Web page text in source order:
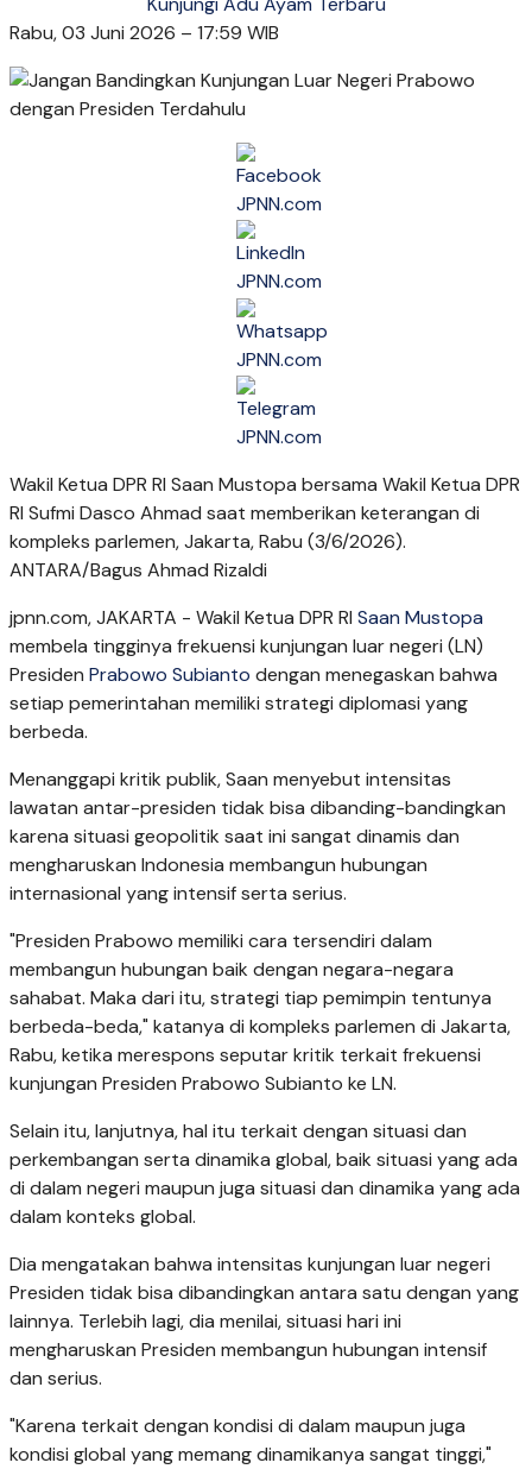
Rabu, 03 Juni 2026 – 17:59 WIB
Wakil Ketua DPR RI Saan Mustopa bersama Wakil Ketua DPR
RI Sufmi Dasco Ahmad saat memberikan keterangan di
kompleks parlemen, Jakarta, Rabu (3/6/2026).
ANTARA/Bagus Ahmad Rizaldi
jpnn.com, JAKARTA - Wakil Ketua DPR RI Saan Mustopa
membela tingginya frekuensi kunjungan luar negeri (LN)
Presiden Prabowo Subianto dengan menegaskan bahwa
setiap pemerintahan memiliki strategi diplomasi yang
berbeda.
Menanggapi kritik publik, Saan menyebut intensitas
lawatan antar-presiden tidak bisa dibanding-bandingkan
karena situasi geopolitik saat ini sangat dinamis dan
mengharuskan Indonesia membangun hubungan
internasional yang intensif serta serius.
"Presiden Prabowo memiliki cara tersendiri dalam
membangun hubungan baik dengan negara-negara
sahabat. Maka dari itu, strategi tiap pemimpin tentunya
berbeda-beda," katanya di kompleks parlemen di Jakarta,
Rabu, ketika merespons seputar kritik terkait frekuensi
kunjungan Presiden Prabowo Subianto ke LN.
Selain itu, lanjutnya, hal itu terkait dengan situasi dan
perkembangan serta dinamika global, baik situasi yang ada
di dalam negeri maupun juga situasi dan dinamika yang ada
dalam konteks global.
Dia mengatakan bahwa intensitas kunjungan luar negeri
Presiden tidak bisa dibandingkan antara satu dengan yang
lainnya. Terlebih lagi, dia menilai, situasi hari ini
mengharuskan Presiden membangun hubungan intensif
dan serius.
"Karena terkait dengan kondisi di dalam maupun juga
kondisi global yang memang dinamikanya sangat tinggi,"